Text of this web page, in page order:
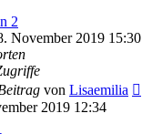
2
November 2019 15:30
von Lisaemilia
2019 12:34